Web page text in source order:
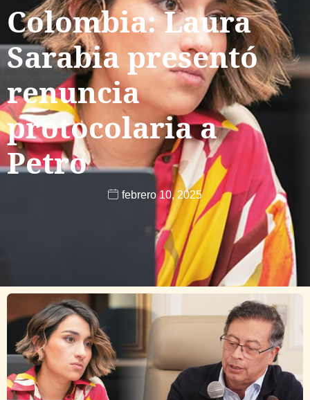
Colombia: Laura
Sarabia presentó
renuncia
protocolaria a
Petro
febrero 10, 2025